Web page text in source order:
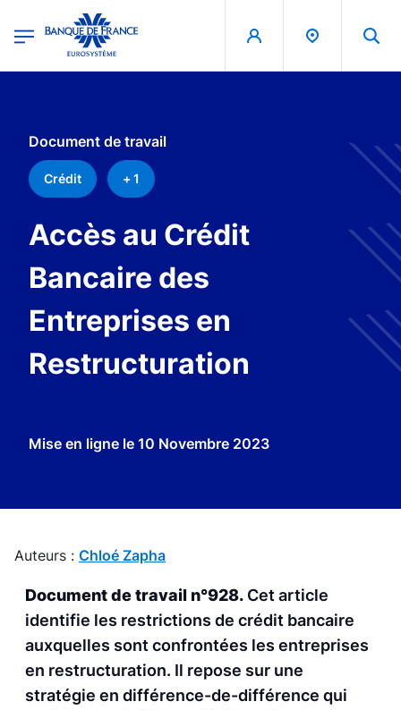
Banque de France - Menu Principal
Document de travail
Crédit + 1
Accès au Crédit
Bancaire des
Entreprises en
Restructuration
Mise en ligne le 10 Novembre 2023
Auteurs : Chloé Zapha
Document de travail n°928. Cet article
identifie les restrictions de crédit bancaire
auxquelles sont confrontées les entreprises
en restructuration. Il repose sur une
stratégie en différence-de-différence qui